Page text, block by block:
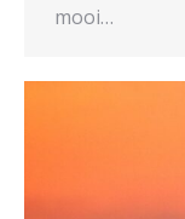
mooi…